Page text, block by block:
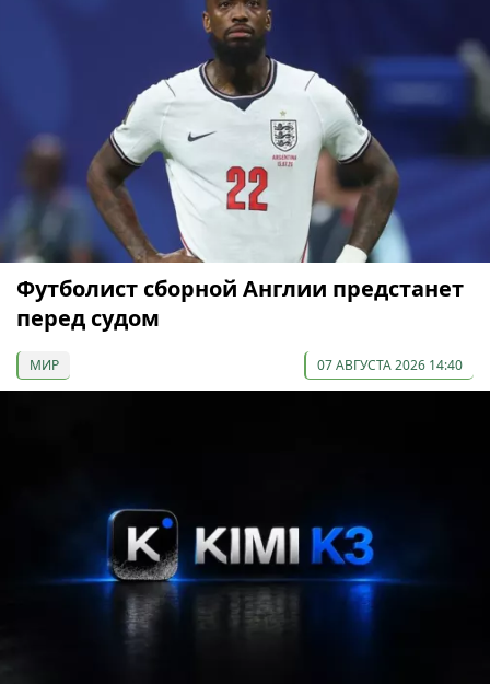
Футболист сборной Англии предстанет
перед судом
МИР 07 АВГУСТА 2026 14:40